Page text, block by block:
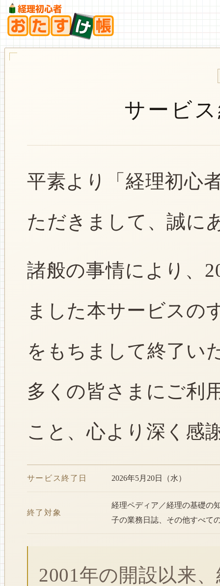
サービ
平素より「経理初心
ただきまして、誠に
諸般の事情により、
ました本サービスの
をもちまして終了い
多くの皆さまにご利
こと、心より深く感
サービス終了日 2026年5月20日（水）
終了対象
経理ペディア／経理の基礎の
子の業務日誌、その他すべて
2001年の開設以来